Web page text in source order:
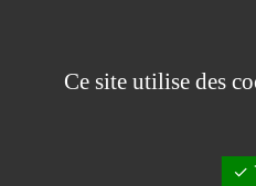
Dimanche 2 juillet 2023
Ce site utilise des